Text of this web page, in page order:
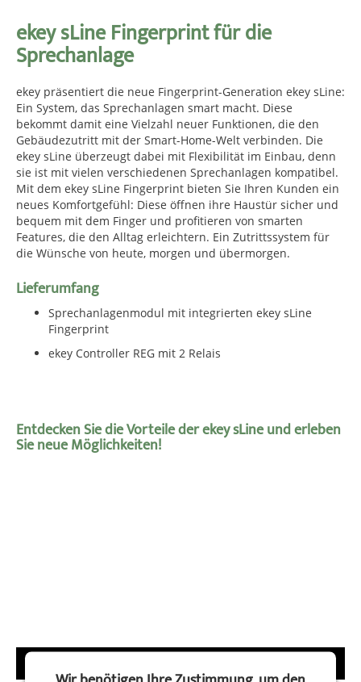
ekey sLine Fingerprint für die
Sprechanlage
ekey präsentiert die neue Fingerprint-Generation ekey sLine:
Ein System, das Sprechanlagen smart macht. Diese
bekommt damit eine Vielzahl neuer Funktionen, die den
Gebäudezutritt mit der Smart-Home-Welt verbinden. Die
ekey sLine überzeugt dabei mit Flexibilität im Einbau, denn
sie ist mit vielen verschiedenen Sprechanlagen kompatibel.
Mit dem ekey sLine Fingerprint bieten Sie Ihren Kunden ein
neues Komfortgefühl: Diese öffnen ihre Haustür sicher und
bequem mit dem Finger und profitieren von smarten
Features, die den Alltag erleichtern. Ein Zutrittssystem für
die Wünsche von heute, morgen und übermorgen.
Lieferumfang
Sprechanlagenmodul mit integrierten ekey sLine
Fingerprint
ekey Controller REG mit 2 Relais
Entdecken Sie die Vorteile der ekey sLine und erleben
Sie neue Möglichkeiten!